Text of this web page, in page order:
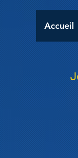
Accueil